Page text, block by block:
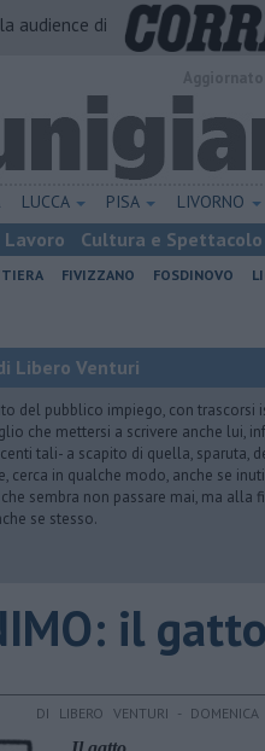
audience di
LUCCA PISA LIVORNO
Lavoro Cultura e Spettacolo
FIVIZZANO FOSDINOVO
Libero Venturi
del pubblico impiego, con trascorsi
che mettersi a scrivere anche lui,
tali- a scapito di quella, sparuta,
cerca in qualche modo, anche se
sembra non passare mai, ma alla
se stesso.
il
DI LIBERO VENTURI - DOMENICA